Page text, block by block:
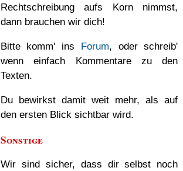
Rechtschreibung aufs Korn nimmst,
dann brauchen wir dich!
Bitte komm' ins Forum, oder schreib'
wenn einfach Kommentare zu den
Texten.
Du bewirkst damit weit mehr, als auf
den ersten Blick sichtbar wird.
Sonstige
Wir sind sicher, dass dir selbst noch